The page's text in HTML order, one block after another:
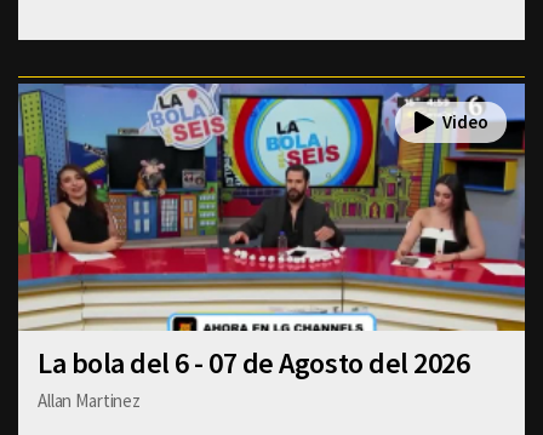
La bola del 6 - 07 de Agosto del 2026
Allan Martinez